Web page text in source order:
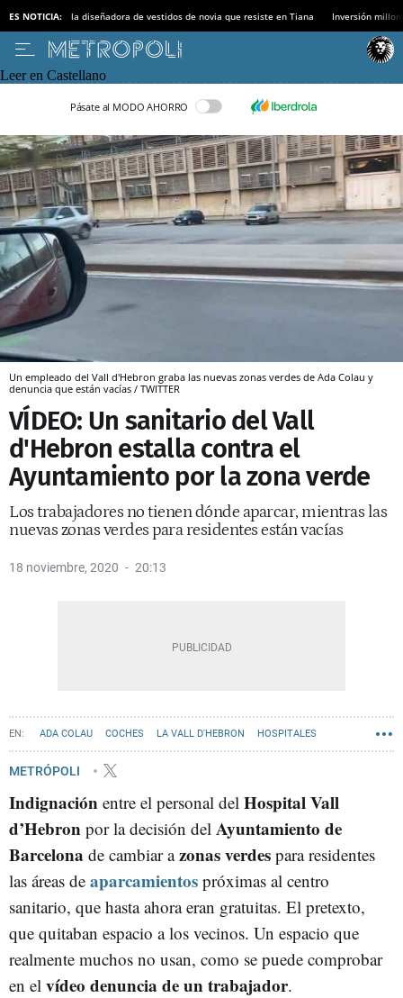
ES NOTICIA: la diseñadora de vestidos de novia que resiste en Tiana Inversión
Leer en Castellano
Pásate al MODO AHORRO
Un empleado del Vall d'Hebron graba las nuevas zonas verdes de Ada Colau y
denuncia que están vacías / TWITTER
VÍDEO: Un sanitario del Vall
d'Hebron estalla contra el
Ayuntamiento por la zona verde
Los trabajadores no tienen dónde aparcar, mientras las
nuevas zonas verdes para residentes están vacías
18 noviembre, 2020 20:13
ADA COLAU COCHES LA VALL D'HEBRON HOSPITALES
APARCAMIENTO AYUNTAMIENTO DE BARCELONA
METRÓPOLI
Indignación entre el personal del Hospital Vall
d’Hebron por la decisión del Ayuntamiento de
Barcelona de cambiar azonas verdes para residentes
las áreas de aparcamientos próximas al centro
sanitario, que hasta ahora eran gratuitas. El pretexto,
que quitaban espacio a los vecinos. Un espacio que
realmente muchos no usan, como se puede comprobar
en el vídeo denuncia de un trabajador.